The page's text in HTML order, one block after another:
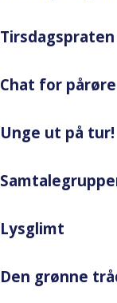
Chat for
Unge ut på tur!
Lysglimt
Den grønne